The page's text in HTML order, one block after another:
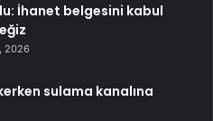
İhanet belgesini kabul
2026
sulama kanalına